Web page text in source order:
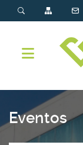
Eventos